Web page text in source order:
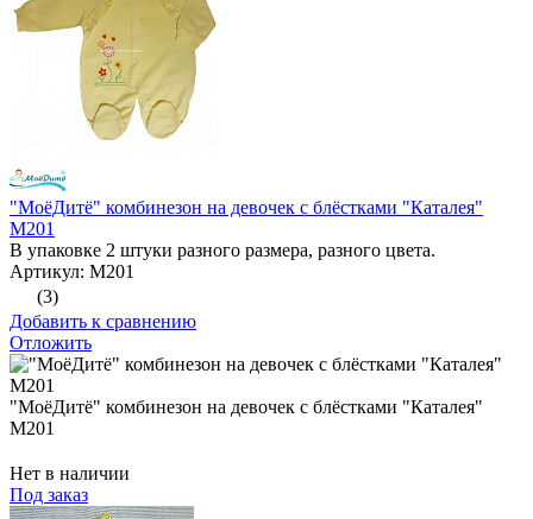
"МоёДитё" комбинезон на девочек с блёстками "Каталея"
М201
В упаковке 2 штуки разного размера, разного цвета.
Артикул: М201
(3)
Добавить к сравнению
Отложить
"МоёДитё" комбинезон на девочек с блёстками "Каталея"
М201
Нет в наличии
Под заказ